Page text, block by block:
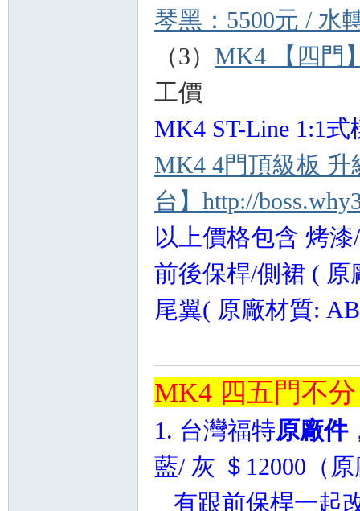
琴黑：5500元 / 水
（3） MK4 【四門
工價
MK4 ST-Line 1:1
MK4 4門頂級板 升
台】 http://
以上價格包含 烤
前後保桿/側裙 ( 原
尾翼( 原廠材質:
MK4 四五門不
1. 台灣福特原廠件
藍/ 灰 ＄12000 （
有跟前保桿一起